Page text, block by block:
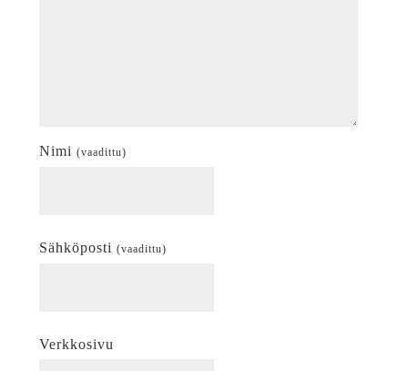
Nimi (vaadittu)
Sähköposti (vaadittu)
Verkkosivu